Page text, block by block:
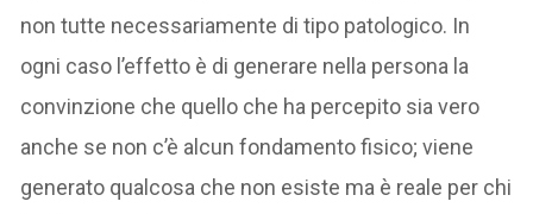
non tutte necessariamente di tipo patologico. In
ogni caso l’effetto è di generare nella persona la
convinzione che quello che ha percepito sia vero
anche se non c’è alcun fondamento fisico; viene
generato qualcosa che non esiste ma è reale per chi